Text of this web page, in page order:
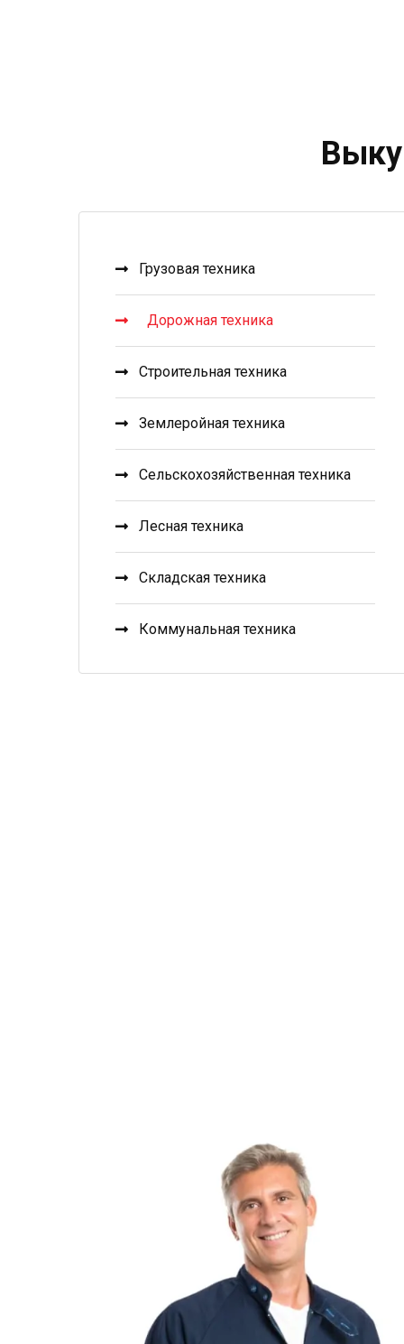
Грузовая техника
Дорожная техника
Строительная техника
Землеройная техника
Сельскохозяйственная техника
Лесная техника
Складская техника
Коммунальная техника